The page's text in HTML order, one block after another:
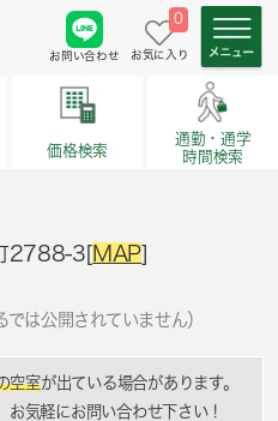
お問い合わせ
0
お気に入り
価格検索
通勤・通学
時間検索
2788-3[MAP]
では公開されていません）
空室が出ている場合があります。
お気軽にお問い合わせ下さい！